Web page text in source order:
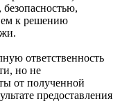
к решению
ответственность
но не
от полученной
предоставления